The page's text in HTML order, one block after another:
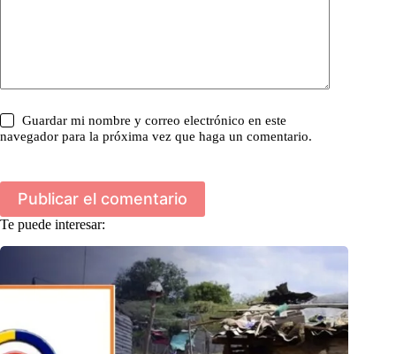
Guardar mi nombre y correo electrónico en este
navegador para la próxima vez que haga un comentario.
Publicar el comentario
Te puede interesar: